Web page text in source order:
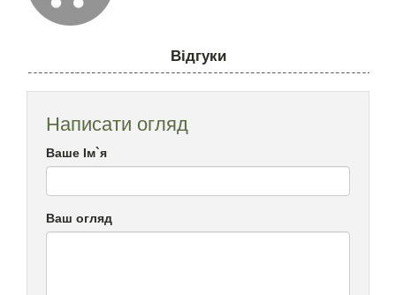
Відгуки
Написати огляд
Ваше Ім`я
Ваш огляд